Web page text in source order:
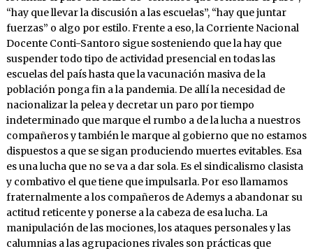
“hay que llevar la discusión a las escuelas”, “hay que juntar
fuerzas” o algo por estilo. Frente a eso, la Corriente Nacional
Docente Conti-Santoro sigue sosteniendo que la hay que
suspender todo tipo de actividad presencial en todas las
escuelas del país hasta que la vacunación masiva de la
población ponga fin a la pandemia. De allí la necesidad de
nacionalizar la pelea y decretar un paro por tiempo
indeterminado que marque el rumbo a de la lucha a nuestros
compañeros y también le marque al gobierno que no estamos
dispuestos a que se sigan produciendo muertes evitables. Esa
es una lucha que no se va a dar sola. Es el sindicalismo clasista
y combativo el que tiene que impulsarla. Por eso llamamos
fraternalmente a los compañeros de Ademys a abandonar su
actitud reticente y ponerse a la cabeza de esa lucha. La
manipulación de las mociones, los ataques personales y las
calumnias a las agrupaciones rivales son prácticas que